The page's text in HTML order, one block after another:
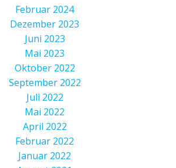
Februar 2024
Dezember 2023
Juni 2023
Mai 2023
Oktober 2022
September 2022
Juli 2022
Mai 2022
April 2022
Februar 2022
Januar 2022